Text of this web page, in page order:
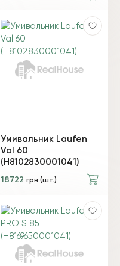
Умивальник Laufen
Val 60
(H8102830001041)
18722 грн (шт.)